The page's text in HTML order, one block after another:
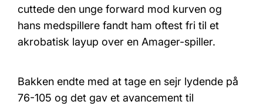
cuttede den unge forward mod kurven og
hans medspillere fandt ham oftest fri til et
akrobatisk layup over en Amager-spiller.
Bakken endte med at tage en sejr lydende på
76-105 og det gav et avancement til